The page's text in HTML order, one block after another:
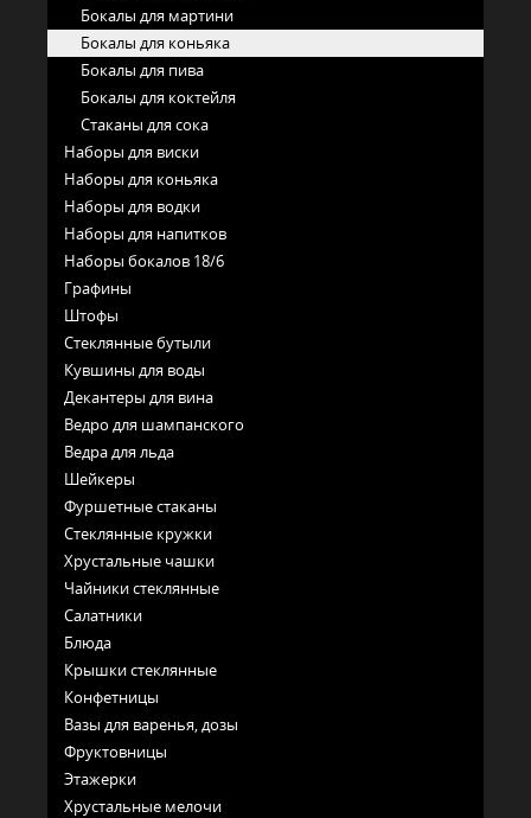
Бокалы для мартини
Бокалы для коньяка
Бокалы для пива
Бокалы для коктейля
Стаканы для сока
Наборы для виски
Наборы для коньяка
Наборы для водки
Наборы для напитков
Наборы бокалов 18/6
Графины
Штофы
Стеклянные бутыли
Кувшины для воды
Декантеры для вина
Ведро для шампанского
Ведра для льда
Шейкеры
Фуршетные стаканы
Стеклянные кружки
Хрустальные чашки
Чайники стеклянные
Салатники
Блюда
Крышки стеклянные
Конфетницы
Вазы для варенья, дозы
Фруктовницы
Этажерки
Хрустальные мелочи